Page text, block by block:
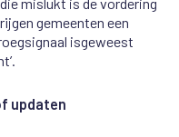
gemeenten een
isgeweest
updaten